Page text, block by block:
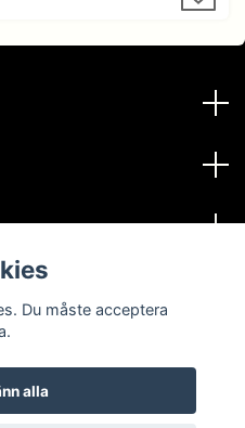
Du måste acceptera
alla